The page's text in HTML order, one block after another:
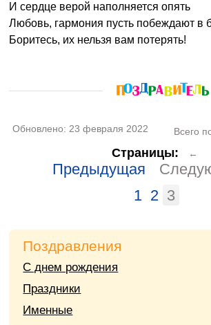
И сердце верой наполняется опять
Любовь, гармония пусть побеждают в
Боритесь, их нельзя вам потерять!
Обновлено: 23 февраля 2022 Всего
Страницы: ←
Предыдущая
1 2 3
Поздравления
С днем рождения
Праздники
Именные